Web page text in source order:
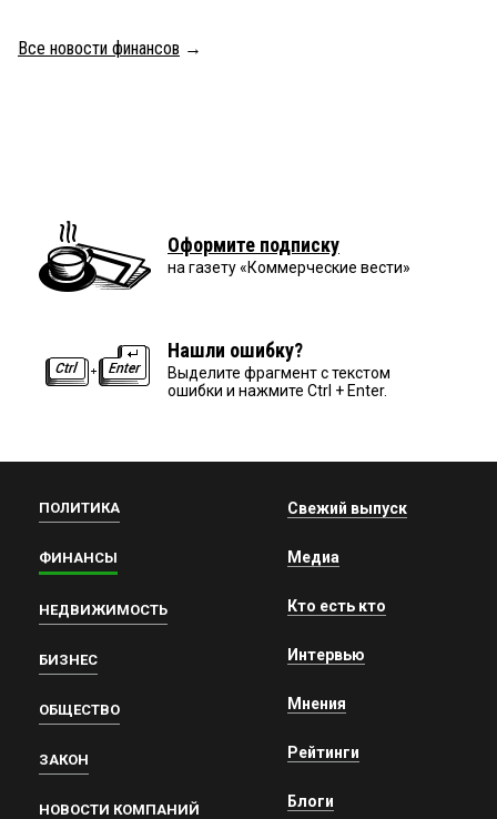
Все новости финансов →
Оформите подписку
на газету «Коммерческие вести»
Нашли ошибку?
Выделите фрагмент с текстом
ошибки и нажмите Ctrl + Enter.
ПОЛИТИКА
ФИНАНСЫ
НЕДВИЖИМОСТЬ
БИЗНЕС
ОБЩЕСТВО
ЗАКОН
НОВОСТИ КОМПАНИЙ
Свежий выпуск
Медиа
Кто есть кто
Интервью
Мнения
Рейтинги
Блоги